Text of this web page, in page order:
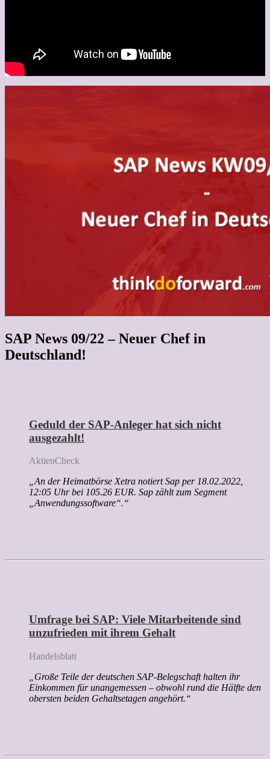
SAP News 09/22 – Neuer Chef in
Deutschland!
Geduld der SAP-Anleger hat sich nicht
ausgezahlt!
AktienCheck
„An der Heimatbörse Xetra notiert Sap per 18.02.2022,
12:05 Uhr bei 105.26 EUR. Sap zählt zum Segment
„Anwendungssoftware“.“
Umfrage bei SAP: Viele Mitarbeitende sind
unzufrieden mit ihrem Gehalt
Handelsblatt
„Große Teile der deutschen SAP-Belegschaft halten ihr
Einkommen für unangemessen – obwohl rund die Hälfte den
obersten beiden Gehaltsetagen angehört.“